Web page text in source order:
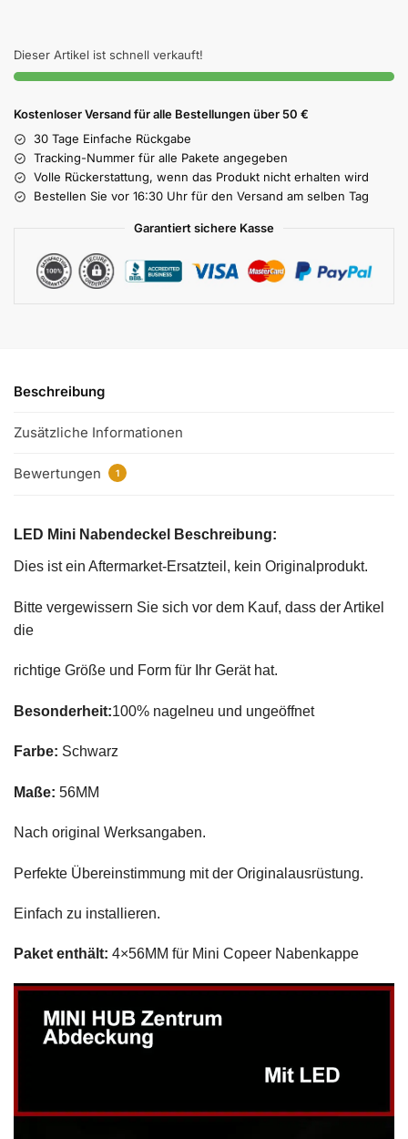
Dieser Artikel ist schnell verkauft!
Kostenloser Versand für alle Bestellungen über 50 €
30 Tage Einfache Rückgabe
Tracking-Nummer für alle Pakete angegeben
Volle Rückerstattung, wenn das Produkt nicht erhalten wird
Bestellen Sie vor 16:30 Uhr für den Versand am selben Tag
Garantiert sichere Kasse
Beschreibung
Zusätzliche Informationen
Bewertungen 1
LED Mini Nabendeckel Beschreibung:
Dies ist ein Aftermarket-Ersatzteil, kein Originalprodukt.
Bitte vergewissern Sie sich vor dem Kauf, dass der Artikel
die
richtige Größe und Form für Ihr Gerät hat.
Besonderheit:100% nagelneu und ungeöffnet
Farbe: Schwarz
Maße: 56MM
Nach original Werksangaben.
Perfekte Übereinstimmung mit der Originalausrüstung.
Einfach zu installieren.
Paket enthält: 4×56MM für Mini Copeer Nabenkappe